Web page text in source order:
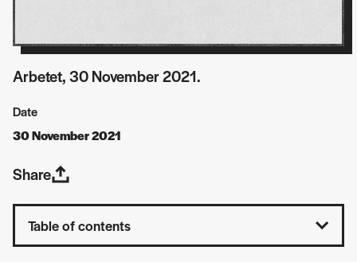
Arbetet, 30 November 2021.
Date
30 November 2021
Share
Table of contents